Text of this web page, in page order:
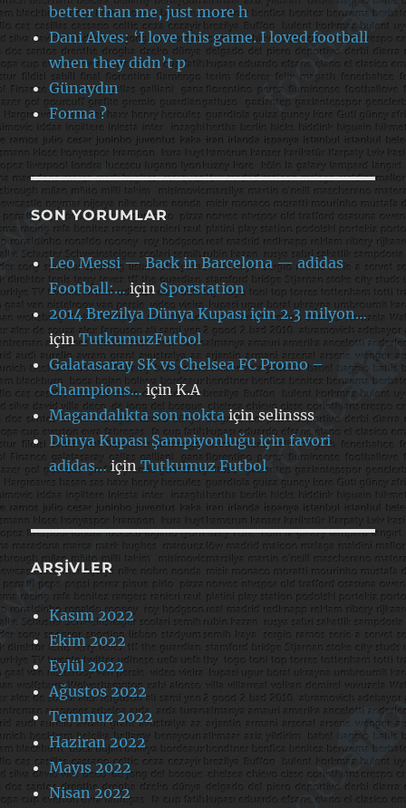
better than me, just more h
Dani Alves: ‘I love this game. I loved football
when they didn’t p
Günaydın
Forma ?
SON YORUMLAR
Leo Messi — Back in Barcelona — adidas
Football:…için Sporstation
2014 Brezilya Dünya Kupası için 2.3 milyon…
içinTutkumuzFutbol
Galatasaray SK vs Chelsea FC Promo –
Champions…içinK.A
Magandalıkta son noktaiçinselinsss
Dünya Kupası Şampiyonluğu için favori
adidas… içinTutkumuz Futbol
ARŞIVLER
Kasım 2022
Ekim 2022
Eylül 2022
Ağustos 2022
Temmuz 2022
Haziran 2022
Mayıs 2022
Nisan 2022